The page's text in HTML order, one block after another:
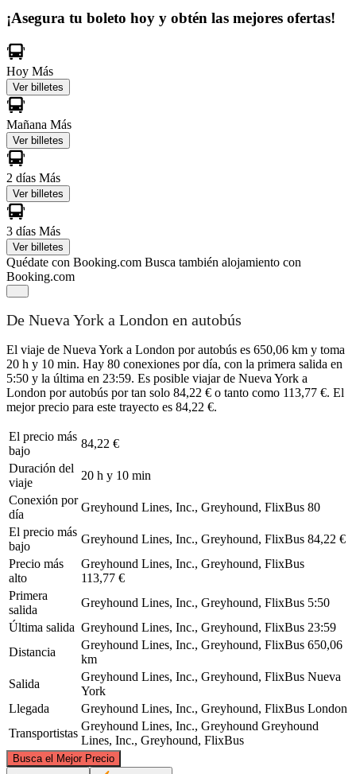
¡Asegura tu boleto hoy y obtén las mejores ofertas!
Hoy Más
Ver billetes
Mañana Más
Ver billetes
2 días Más
Ver billetes
3 días Más
Ver billetes
Quédate con Booking.com Busca también alojamiento con
Booking.com
De Nueva York a London en autobús
El viaje de Nueva York a London por autobús es 650,06 km y toma
20 h y 10 min. Hay 80 conexiones por día, con la primera salida en
5:50 y la última en 23:59. Es posible viajar de Nueva York a
London por autobús por tan solo 84,22 € o tanto como 113,77 €. El
mejor precio para este trayecto es 84,22 €.
El precio más
bajo
84,22 €
Duración del
viaje
20 h y 10 min
Conexión por
día
Greyhound Lines, Inc., Greyhound, FlixBus 80
El precio más
bajo
Greyhound Lines, Inc., Greyhound, FlixBus 84,22 €
Precio más
alto
Greyhound Lines, Inc., Greyhound, FlixBus
113,77 €
Primera
salida
Greyhound Lines, Inc., Greyhound, FlixBus 5:50
Última salida Greyhound Lines, Inc., Greyhound, FlixBus 23:59
Distancia
Greyhound Lines, Inc., Greyhound, FlixBus 650,06
km
Salida
Greyhound Lines, Inc., Greyhound, FlixBus Nueva
York
Llegada
Greyhound Lines, Inc., Greyhound, FlixBus London
Transportistas
Greyhound Lines, Inc., Greyhound Greyhound
Lines, Inc., Greyhound, FlixBus
Busca el Mejor Precio
©CARTO, ©OpenStreetMap